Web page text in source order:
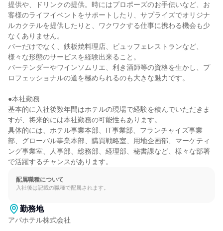
提供や、ドリンクの提供。時にはプロポーズのお手伝いなど、お
客様のライフイベントをサポートしたり、サプライズでオリジナ
ルカクテルを提供したりと、ワクワクする仕事に携わる機会も少
なくありません。
バーだけでなく、鉄板焼料理店、ビュッフェレストランなど、
様々な形態のサービスを経験出来ること。
バーテンダーやワインソムリエ、利き酒師等の資格を生かし、プ
ロフェッショナルの道を極められるのも大きな魅力です。
●本社勤務
基本的に入社後数年間はホテルの現場で経験を積んでいただきま
すが、将来的には本社勤務の可能性もあります。
具体的には、ホテル事業本部、IT事業部、フランチャイズ事業
部、グローバル事業本部、購買戦略室、用地企画部、マーケティ
ング事業室、人事部、総務部、経理部、秘書課など、様々な部署
で活躍するチャンスがあります。
配属職種について
入社後は記載の職種で配属されます。
勤務地
アパホテル株式会社